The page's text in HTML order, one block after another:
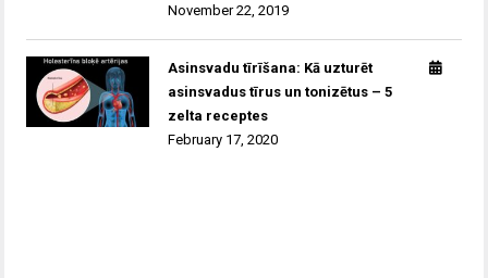
November 22, 2019
Asinsvadu tīrīšana: Kā uzturēt
asinsvadus tīrus un tonizētus – 5
zelta receptes
February 17, 2020